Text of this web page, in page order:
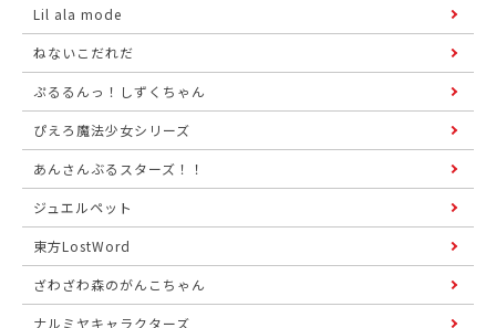
Lil ala mode
ねないこだれだ
ぷるるんっ！しずくちゃん
ぴえろ魔法少女シリーズ
あんさんぶるスターズ！！
ジュエルペット
東方LostWord
ざわざわ森のがんこちゃん
ナルミヤキャラクターズ